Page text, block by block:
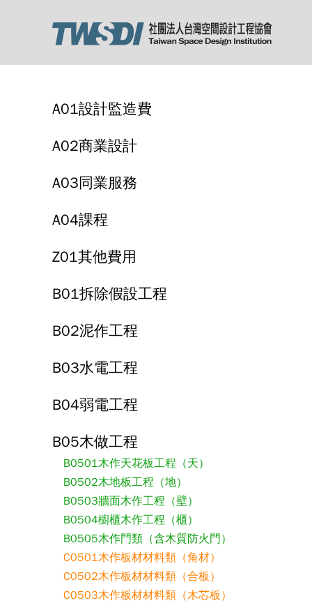
A01設計監造費
A02商業設計
A03同業服務
A04課程
Z01其他費用
B01拆除假設工程
B02泥作工程
B03水電工程
B04弱電工程
B05木做工程
B0501木作天花板工程（天）
B0502木地板工程（地）
B0503牆面木作工程（壁）
B0504櫥櫃木作工程（櫃）
B0505木作門類（含木質防火門）
C0501木作板材材料類（角材）
C0502木作板材材料類（合板）
C0503木作板材材料類（木芯板）